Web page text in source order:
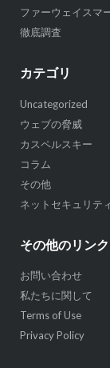
ファーウェイスマ
徹底調査
カテゴリ
Uncategorized
ウェブの脅威
カスペルスキー
コラム
その他
ネットセキュリティ
その他のリンク
お問い合わせ
私たちに関して
Terms of Use
Privacy Policy